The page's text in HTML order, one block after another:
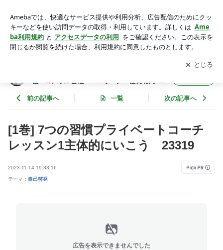
う 23319 | 年間365冊×今年22年目 武道場主 兼 投資会社・
コンサル会社 オーナー社長 兼 グロービス経営大学院准
教授による読書日記
アプリをダウンロードして ブログの更新通知
を受け取りまし
ょう。
開く
社・コンサル会社 オーナー社長 兼 グロ
前の記事へ 一覧 次の記事へ
[1巻] 7つの習慣プライベートコーチ
レッスン1主体的にいこう 23319
2023-11-14 19:33:16
テーマ： 自己啓発
広告を表示できませんでした